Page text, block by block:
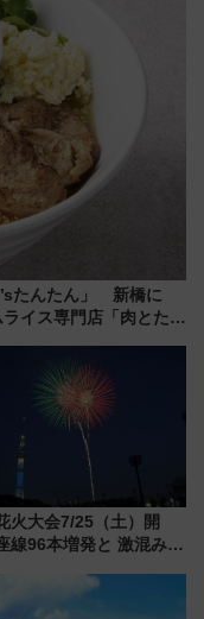
たんたん」 新橋に
イス専門店「肉とたま
火大会7/25（土）開
線96本増発と 激混みの
攻略法、2万発の花火が
に！